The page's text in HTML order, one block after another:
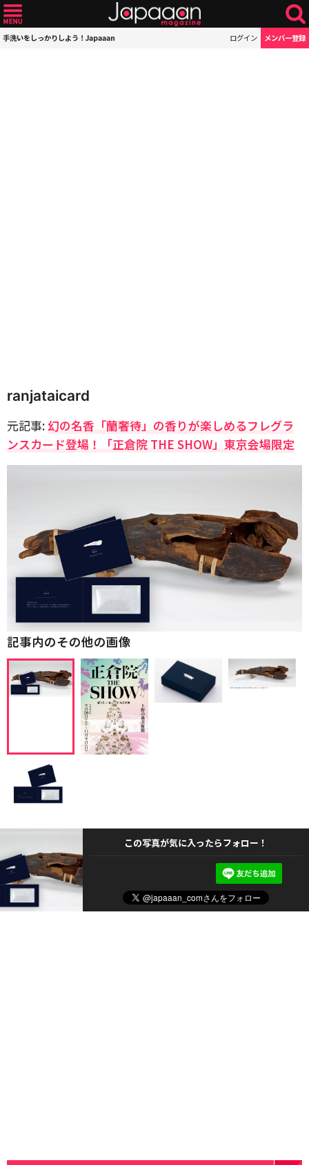
手洗いをしっかりしよう！Japaaan ログイン メンバー登録
ranjataicard
元記事:幻の名香「蘭奢待」の香りが楽しめるフレグラ
ンスカード登場！「正倉院 THE SHOW」東京会場限定
記事内のその他の画像
この写真が気に入ったらフォロー！